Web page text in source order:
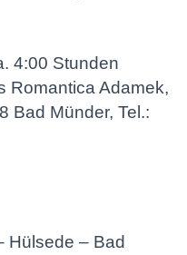
4:00 Stunden
Romantica Adamek,
Bad Münder, Tel.:
Hülsede – Bad